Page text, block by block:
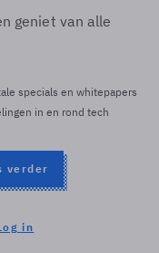
geniet van alle
specials en whitepapers
in en rond tech
verder
in